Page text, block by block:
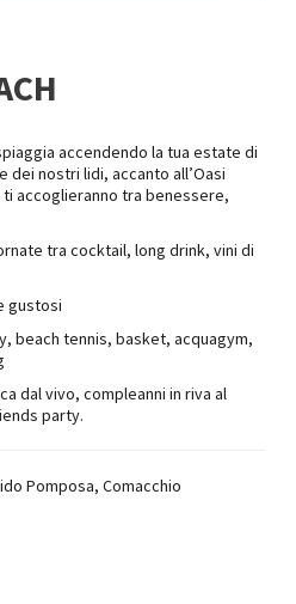
accendendo la tua estate di
dei nostri lidi, accanto all’Oasi
accoglieranno tra benessere,
tra cocktail, long drink, vini di
gustosi
beach tennis, basket, acquagym,
dal vivo, compleanni in riva al
party.
Pomposa, Comacchio